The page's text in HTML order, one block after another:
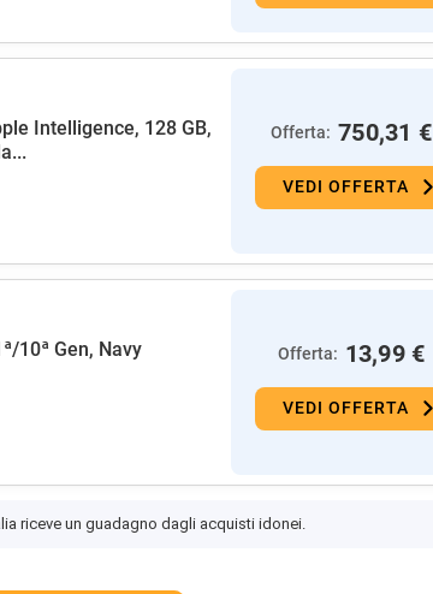
Intelligence, 128 GB,
Offerta: 750,31 €
VEDI OFFERTA
10ª Gen, Navy Offerta: 13,99 €
VEDI OFFERTA
riceve un guadagno dagli acquisti idonei.